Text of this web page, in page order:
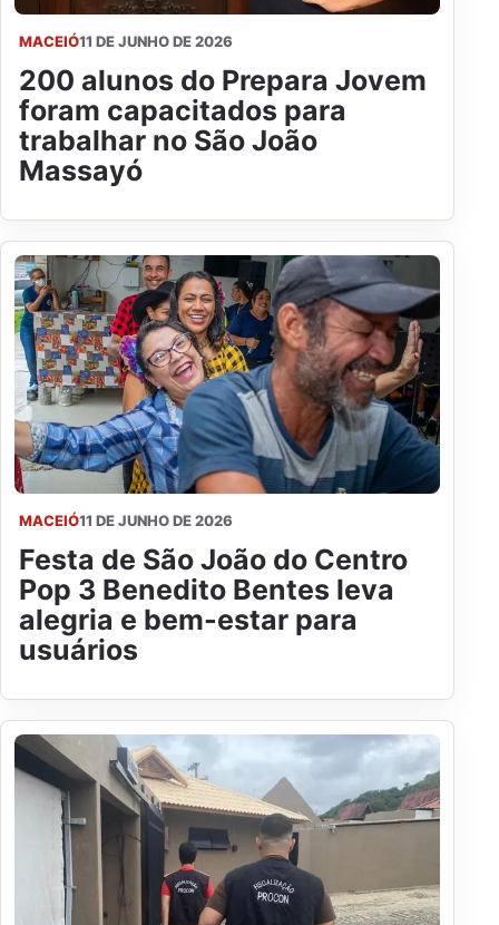
MACEIÓ11 DE JUNHO DE 2026
200 alunos do Prepara Jovem
foram capacitados para
trabalhar no São João
Massayó
MACEIÓ11 DE JUNHO DE 2026
Festa de São João do Centro
Pop 3 Benedito Bentes leva
alegria e bem-estar para
usuários